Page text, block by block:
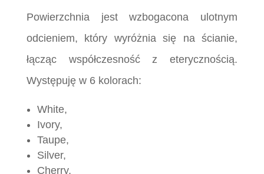
Powierzchnia jest wzbogacona ulotnym
odcieniem, który wyróżnia się na ścianie,
łącząc współczesność z eterycznością.
Występuję w 6 kolorach:
White,
Ivory,
Taupe,
Silver,
Cherry,